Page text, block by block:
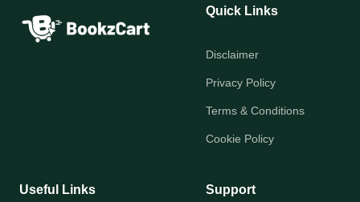
Quick Links
Disclaimer
Privacy Policy
Terms & Conditions
Cookie Policy
Useful Links Support